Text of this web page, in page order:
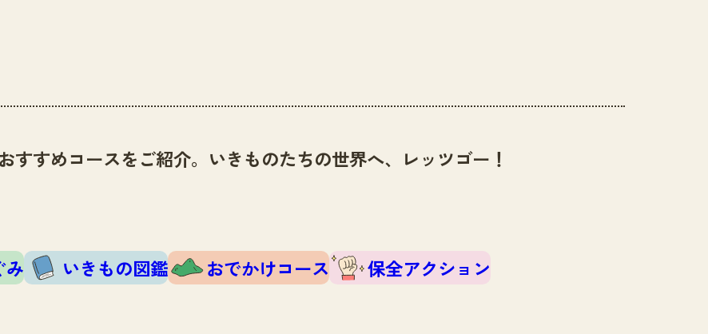
すすめコースをご紹介。いきものたちの世界へ、レッツゴー！
み いきもの図鑑 おでかけコース
保全アクション